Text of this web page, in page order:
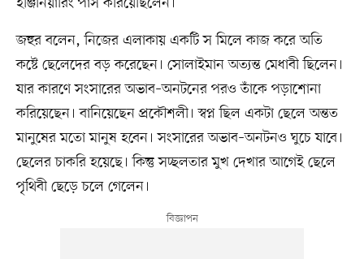
জহুর বলেন, নিজের এলাকায় একটি স মিলে কাজ করে অতি
কষ্টে ছেলেদের বড় করেছেন। সোলাইমান অত্যন্ত মেধাবী ছিলেন।
যার কারণে সংসারের অভাব–অনটনের পরও তাঁকে পড়াশোনা
করিয়েছেন। বানিয়েছেন প্রকৌশলী। স্বপ্ন ছিল একটা ছেলে অন্তত
মানুষের মতো মানুষ হবেন। সংসারের অভাব–অনটনও ঘুচে যাবে।
ছেলের চাকরি হয়েছে। কিন্তু সচ্ছলতার মুখ দেখার আগেই ছেলে
পৃথিবী ছেড়ে চলে গেলেন।